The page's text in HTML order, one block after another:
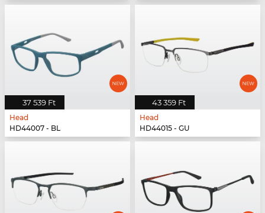
37 539 Ft
Head
HD44007 - BL
43 359 Ft
Head
HD44015 - GU